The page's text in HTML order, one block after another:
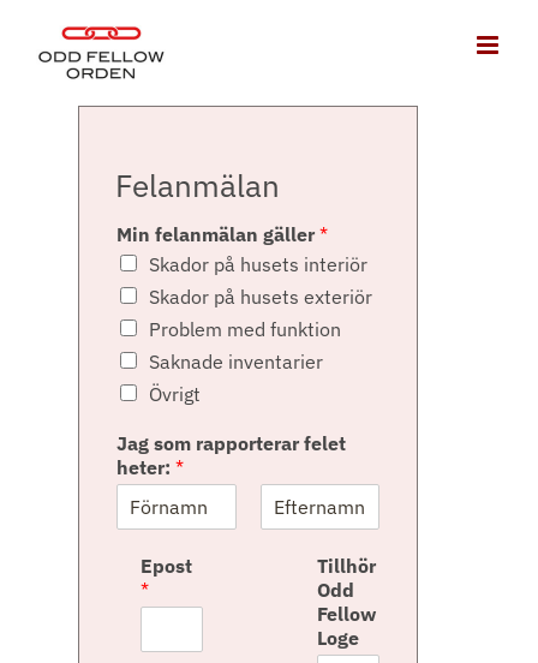
innehållet
Felanmälan
Min felanmälan gäller*
Skador på husets interiör
Skador på husets exteriör
Problem med funktion
Saknade inventarier
Övrigt
Jag som rapporterar felet
heter:*
Epost
*
Tillhör
Odd
Fellow
Loge